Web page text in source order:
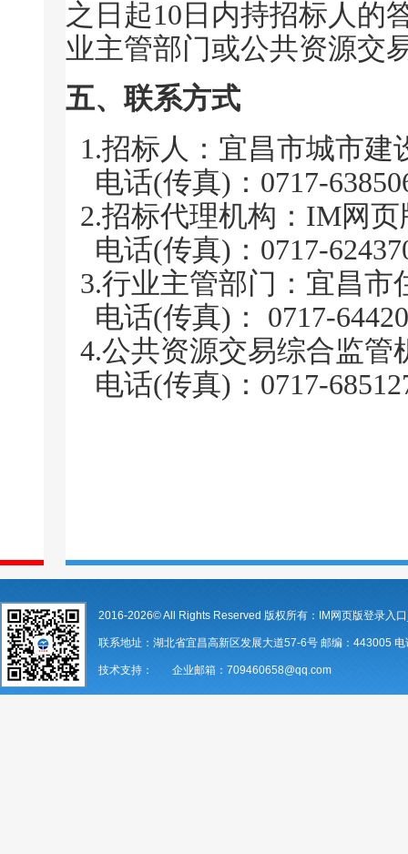
之日起10日内持招标人的
业主管部门或公共资源交
五、联系方式
1.招标人：宜昌市城市
电话(传真)：0717-
2.招标代理机构：IM网
电话(传真)：0717-
3.行业主管部门：宜昌市
电话(传真)： 0717-
4.公共资源交易综合监
电话(传真)：0717-
2016-2026© All Rights Reserved 版权所有：IM网页版登录入
联系地址：湖北省宜昌高新区发展大道57-6号 邮编：443005
技术支持： 企业邮箱：709460658@qq.com